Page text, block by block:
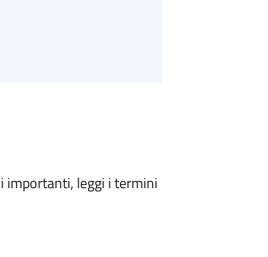
importanti, leggi i termini